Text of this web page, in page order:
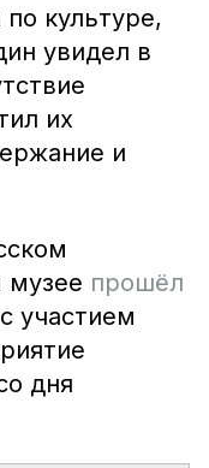
культуре,
увидел в
их
и
музее прошёл
с участием
дня